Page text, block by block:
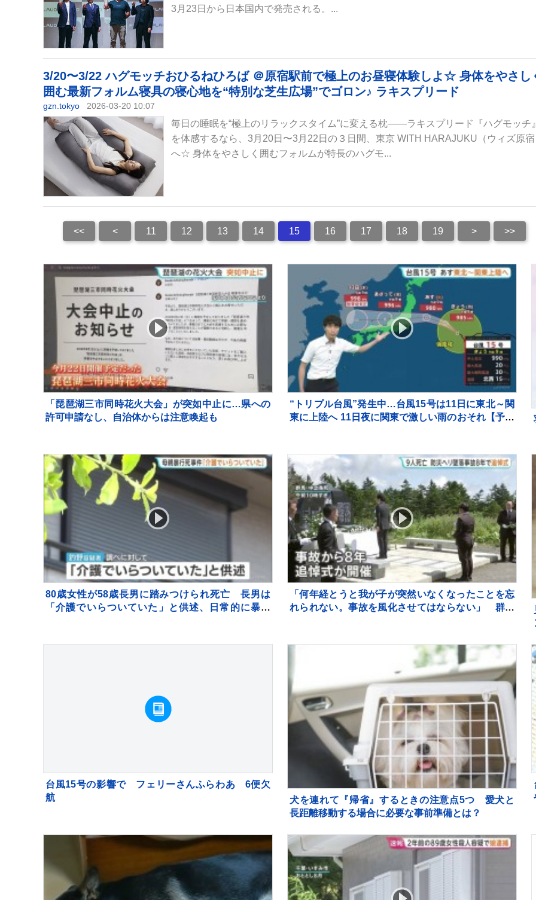
3月23日から日本国内で発売される。...
3/20〜3/22 ハグモッチおひるねひろば ＠原宿駅前で極上のお昼寝体験しよ☆ 身体をやさし
囲む最新フォルム寝具の寝心地を“特別な芝生広場”でゴロン♪ ラキスプリード
gzn.tokyo 2026-03-20 10:07
毎日の睡眠を“極上のリラックスタイム”に変える枕――ラキスプリード『ハグモッチ
を体感するなら、3月20日〜3月22日の３日間、東京 WITH HARAJUKU（ウィズ原
へ☆ 身体をやさしく囲むフォルムが特長のハグモ...
<< < 11 12 13 14 15 16 17 18 19 > >>
「琵琶湖三市同時花火大会」が突如中止に…県への
許可申請なし、自治体からは注意喚起も
“トリプル台風”発生中…台風15号は11日に東北～関
東に上陸へ 11日夜に関東で激しい雨のおそれ【予報
80歳女性が58歳長男に踏みつけられ死亡 長男は
「介護でいらついていた」と供述、日常的に暴行
「何年経とうと我が子が突然いなくなったことを忘
れられない。事故を風化させてはならない」 群馬
台風15号の影響で フェリーさんふらわあ 6便欠
航
犬を連れて『帰省』するときの注意点5つ 愛犬と
長距離移動する場合に必要な事前準備とは？